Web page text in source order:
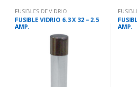
FUSIBLES DE VIDRIO
FUSIBLE VIDRIO 6.3 X 32 – 2.5
AMP.
AMP.